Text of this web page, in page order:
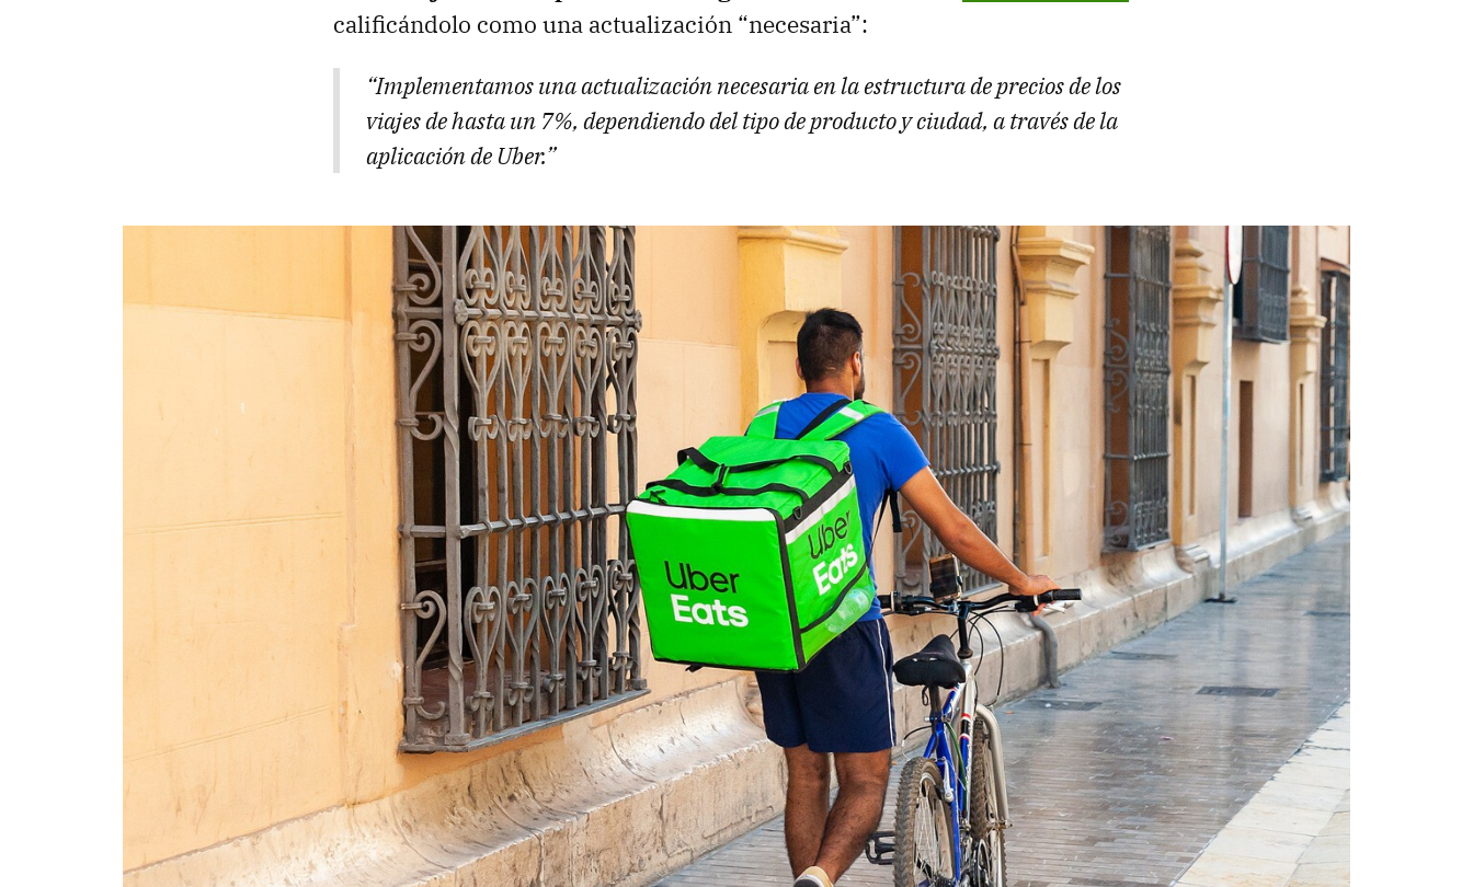
calificándolo como una actualización “necesaria”:
“Implementamos una actualización necesaria en la estructura de precios de los
viajes de hasta un 7%, dependiendo del tipo de producto y ciudad, a través de la
aplicación de Uber.”